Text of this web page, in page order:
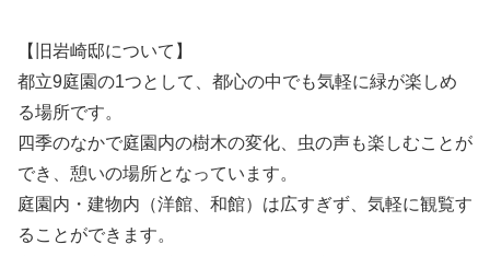
【旧岩崎邸について】
都立9庭園の1つとして、都心の中でも気軽に緑が楽しめ
る場所です。
四季のなかで庭園内の樹木の変化、虫の声も楽しむことが
でき、憩いの場所となっています。
庭園内・建物内（洋館、和館）は広すぎず、気軽に観覧す
ることができます。